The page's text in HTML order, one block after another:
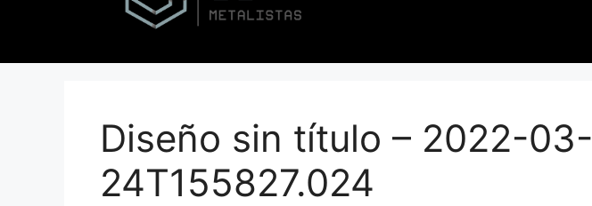
Diseño sin título – 2022-03-
24T155827.024